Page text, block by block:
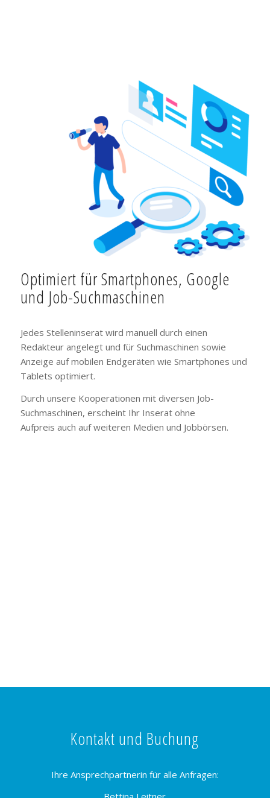
Optimiert für Smartphones, Google
und Job-Suchmaschinen
Jedes Stelleninserat wird manuell durch einen
Redakteur angelegt und für Suchmaschinen sowie
Anzeige auf mobilen Endgeräten wie Smartphones und
Tablets optimiert.
Durch unsere Kooperationen mit diversen Job-
Suchmaschinen, erscheint Ihr Inserat ohne
Aufpreis auch auf weiteren Medien und Jobbörsen.
Kontakt und Buchung
Ihre Ansprechpartnerin für alle Anfragen: